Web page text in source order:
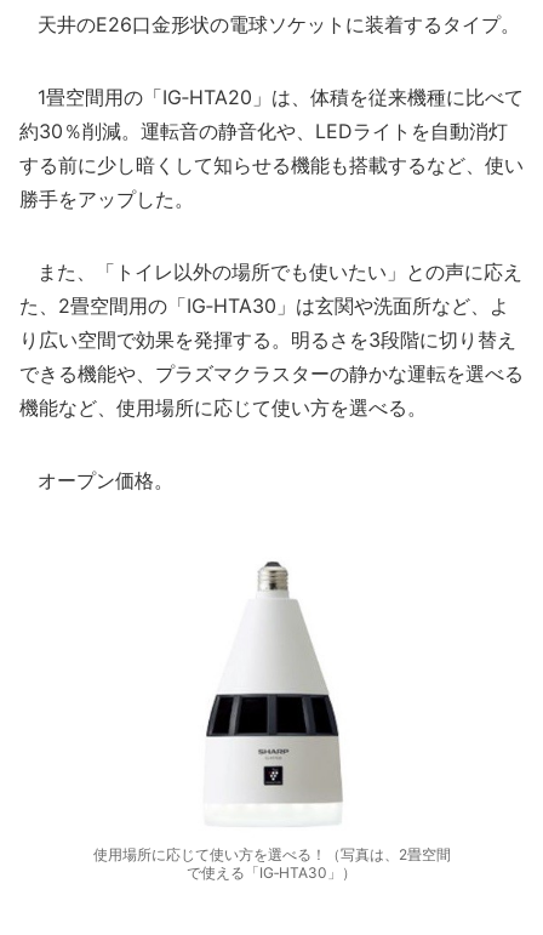
天井のE26口金形状の電球ソケットに装着するタイプ。
1畳空間用の「IG‐HTA20」は、体積を従来機種に比べて
約30％削減。運転音の静音化や、LEDライトを自動消灯
する前に少し暗くして知らせる機能も搭載するなど、使い
勝手をアップした。
また、「トイレ以外の場所でも使いたい」との声に応え
た、2畳空間用の「IG‐HTA30」は玄関や洗面所など、よ
り広い空間で効果を発揮する。明るさを3段階に切り替え
できる機能や、プラズマクラスターの静かな運転を選べる
機能など、使用場所に応じて使い方を選べる。
オープン価格。
使用場所に応じて使い方を選べる！（写真は、2畳空間
で使える「IG‐HTA30」）